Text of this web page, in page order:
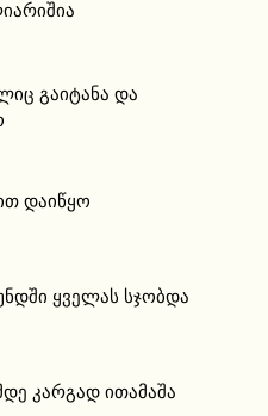
გაიტანა და
დაიწყო
ყველას სჯობდა
კარგად ითამაშა